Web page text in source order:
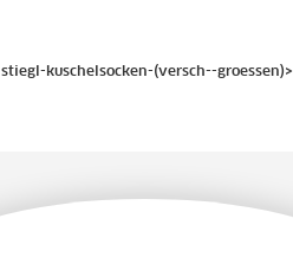
stiegl-kuschelsocken-(versch--groessen)>